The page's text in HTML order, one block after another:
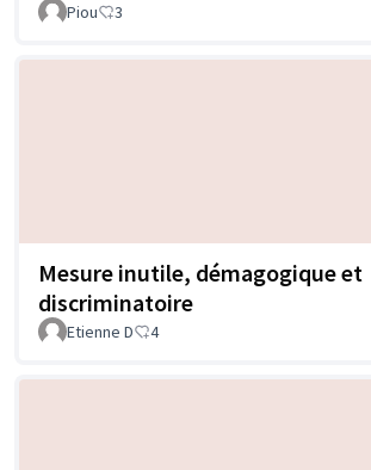
Piou 3
Mesure inutile, démagogique et
discriminatoire
Etienne D 4